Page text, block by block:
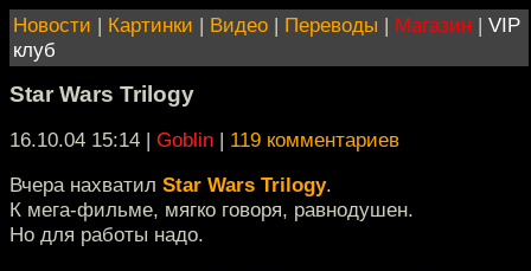
Новости | Картинки | Видео | Переводы | Магазин | VIP
клуб
Star Wars Trilogy
16.10.04 15:14 | Goblin | 119 комментариев
Вчера нахватил Star Wars Trilogy.
К мега-фильме, мягко говоря, равнодушен.
Но для работы надо.